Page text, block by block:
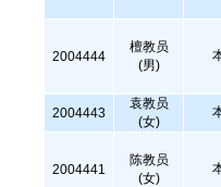
2004444
檀教员
(男)
2004443
袁教员
(女)
2004441
陈教员
(女)